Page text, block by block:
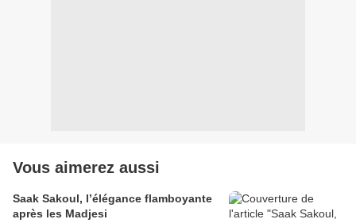
Vous aimerez aussi
Saak Sakoul, l’élégance flamboyante
après les Madjesi